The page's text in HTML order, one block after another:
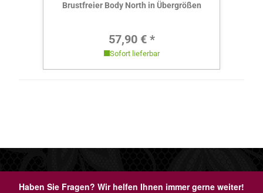
Brustfreier Body North in Übergrößen
Regulärer Preis:
57,90 € *
Sofort lieferbar
Haben Sie Fragen? Wir helfen Ihnen immer gerne weiter!